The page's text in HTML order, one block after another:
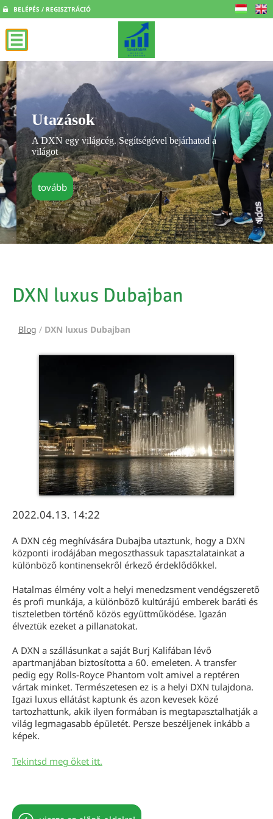
BELÉPÉS / REGISZTRÁCIÓ
Utazások
A DXN egy világcég. Segítségével bejárhatod a
világot
tovább
DXN luxus Dubajban
Blog / DXN luxus Dubajban
2022.04.13. 14:22
A DXN cég meghívására Dubajba utaztunk, hogy a DXN
központi irodájában megoszthassuk tapasztalatainkat a
különböző kontinensekről érkező érdeklődőkkel.
Hatalmas élmény volt a helyi menedzsment vendégszerető
és profi munkája, a különböző kultúrájú emberek baráti és
tiszteletben történő közös együttműködése. Igazán
élveztük ezeket a pillanatokat.
A DXN a szállásunkat a saját Burj Kalifában lévő
apartmanjában biztosította a 60. emeleten. A transfer
pedig egy Rolls-Royce Phantom volt amivel a reptéren
vártak minket. Természetesen ez is a helyi DXN tulajdona.
Igazi luxus ellátást kaptunk és azon kevesek közé
tartozhattunk, akik ilyen formában is megtapasztalhatják a
világ legmagasabb épületét. Persze beszéljenek inkább a
képek.
Tekintsd meg őket itt.